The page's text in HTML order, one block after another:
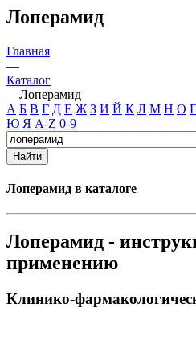
Лоперамид
Главная
—
Каталог
—Лоперамид
А Б В Г Д Е Ж З И Й К Л М Н О
Ю Я A-Z 0-9
Найти
Лоперамид в каталоге
Лоперамид -
применению
Клинико-